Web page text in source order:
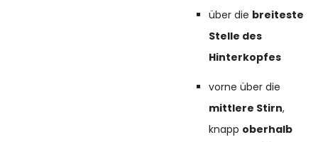
über die breiteste
Stelle des
Hinterkopfes
vorne über die
mittlere Stirn,
knapp oberhalb